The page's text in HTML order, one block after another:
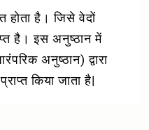
होता है। जिसे वेदों
है। इस अनुष्ठान में
अनुष्ठान) द्वारा
किया जाता है|